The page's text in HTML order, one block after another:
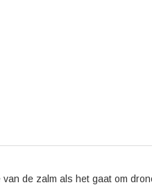
de zalm als het gaat om